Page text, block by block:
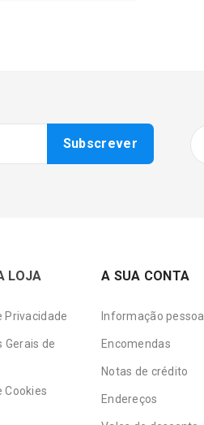
LOJA
Privacidade
Gerais de
Cookies
A SUA CONTA
Informação pessoal
Encomendas
Notas de crédito
Endereços